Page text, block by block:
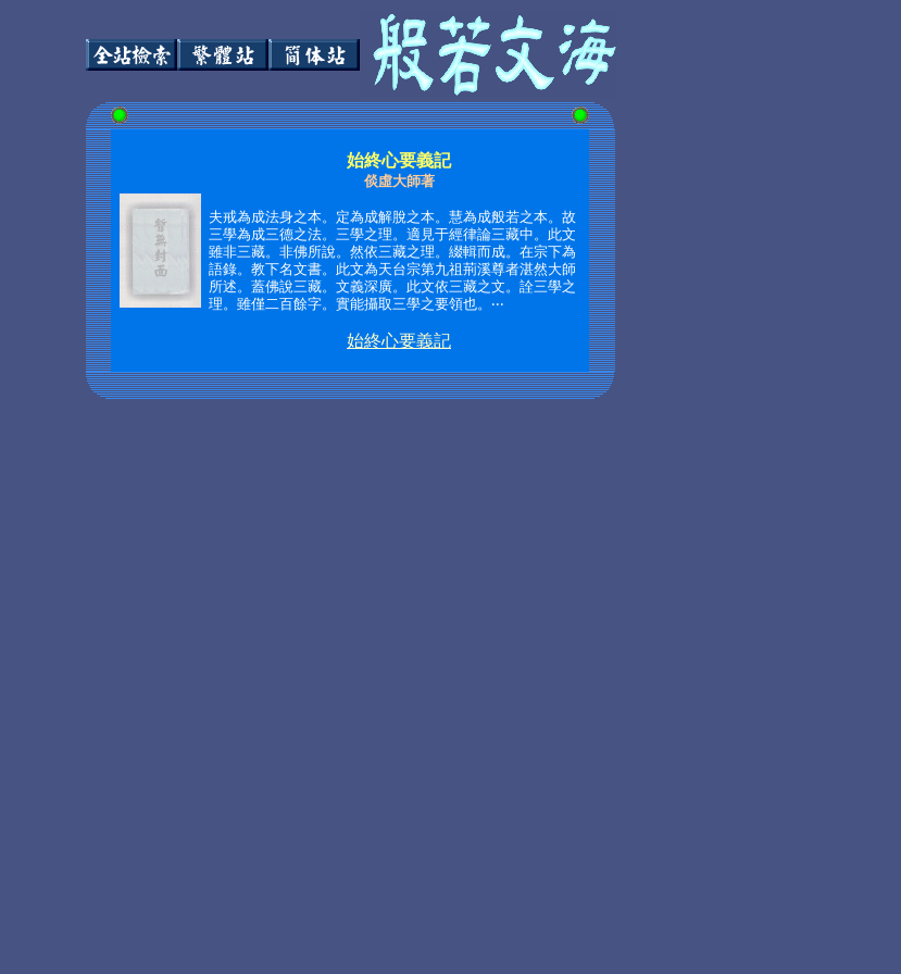
始終心要義記
倓虛大師著
夫戒為成法身之本。定為成解脫之本。慧為成般若之本。故
三學為成三德之法。三學之理。適見于經律論三藏中。此文
雖非三藏。非佛所說。然依三藏之理。綴輯而成。在宗下為
語錄。教下名文書。此文為天台宗第九祖荊溪尊者湛然大師
所述。蓋佛說三藏。文義深廣。此文依三藏之文。詮三學之
理。雖僅二百餘字。實能攝取三學之要領也。‧‧‧
始終心要義記